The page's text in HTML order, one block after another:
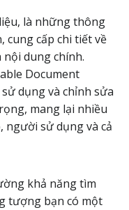
là những thông
cấp chi tiết về
dung chính.
Document
dụng và chỉnh sửa
mang lại nhiều
người sử dụng và cả
khả năng tìm
tượng bạn có một